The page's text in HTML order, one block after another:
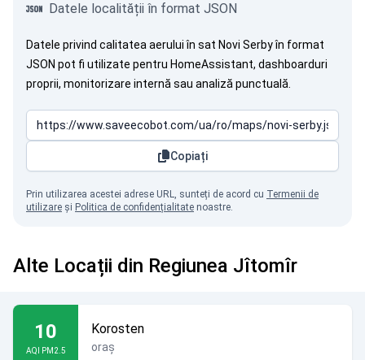
Datele localității în format JSON
Datele privind calitatea aerului în sat Novi Serby în format
JSON pot fi utilizate pentru HomeAssistant, dashboarduri
proprii, monitorizare internă sau analiză punctuală.
Copiați
Prin utilizarea acestei adrese URL, sunteți de acord cu Termenii de
utilizare și Politica de confidențialitate noastre.
Alte Locații din Regiunea Jîtomîr
10
AQI PM2.5
Korosten
oraș